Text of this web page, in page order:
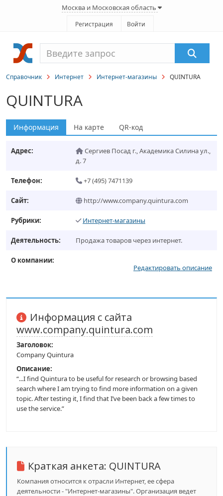
Москва и Московская область
Регистрация Войти
Справочник Интернет Интернет-магазины QUINTURA
QUINTURA
Информация На карте QR-код
Адрес: Сергиев Посад г.,Академика Силина ул.,
д. 7
Телефон: +7 (495) 7471139
Сайт: http://www.company.quintura.com
Рубрики: Интернет-магазины
Деятельность: Продажа товаров через интернет.
О компании:
Редактировать описание
Информация с сайта
www.company.quintura.com
Заголовок:
Company Quintura
Описание:
“...I find Quintura to be useful for research or browsing based
search where I am trying to find more information on a given
topic. After testing it, I find that I’ve been back a few times to
use the service.”
Краткая анкета: QUINTURA
Компания относится к отрасли Интернет, ее сфера
деятельности - "Интернет-магазины". Организация ведет